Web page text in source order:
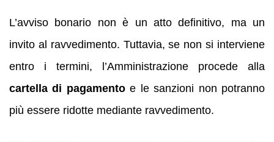
L’avviso bonario non è un atto definitivo, ma un
invito al ravvedimento. Tuttavia, se non si interviene
entro i termini, l’Amministrazione procede alla
cartella di pagamentoe le sanzioni non potranno
più essere ridotte mediante ravvedimento.